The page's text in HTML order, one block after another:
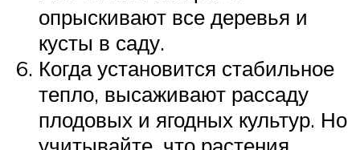
опрыскивают все деревья и
кусты в саду.
Когда установится стабильное
тепло, высаживают рассаду
плодовых и ягодных культур. Но